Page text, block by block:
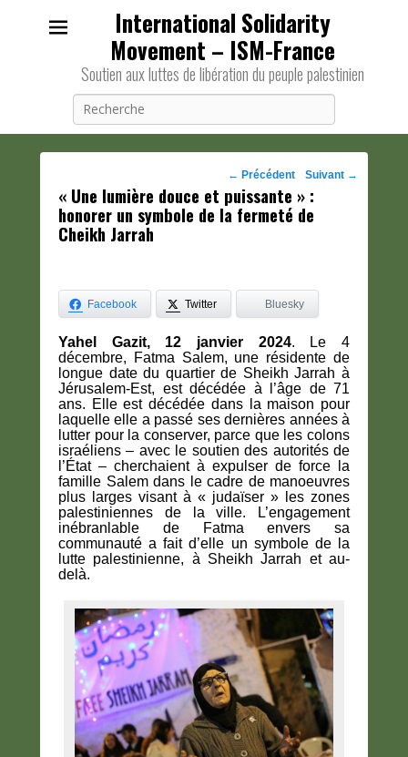
International Solidarity
Movement – ISM-France
Soutien aux luttes de libération du peuple palestinien
Navigation
des
← Précédent Suivant →
« Une lumière douce et puissante » :
honorer un symbole de la fermeté de
Cheikh Jarrah
Facebook Twitter Bluesky
Yahel Gazit, 12 janvier 2024. Le 4
décembre, Fatma Salem, une résidente de
longue date du quartier de Sheikh Jarrah à
Jérusalem-Est, est décédée à l’âge de 71
ans. Elle est décédée dans la maison pour
laquelle elle a passé ses dernières années à
lutter pour la conserver, parce que les colons
israéliens – avec le soutien des autorités de
l’État – cherchaient à expulser de force la
famille Salem dans le cadre de manoeuvres
plus larges visant à « judaïser » les zones
palestiniennes de la ville. L’engagement
inébranlable de Fatma envers sa
communauté a fait d’elle un symbole de la
lutte palestinienne, à Sheikh Jarrah et au-
delà.